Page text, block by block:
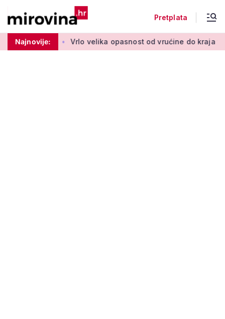
Pretplata
Najnovije:
Možemo!' Vrlo velika opasnost od vrućine do kraja